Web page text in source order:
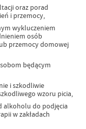
oraz porad
i przemocy,
wykluczeniem
osób
przemocy domowej
będącym
i szkodliwie
wzoru picia,
alkoholu do podjęcia
w zakładach